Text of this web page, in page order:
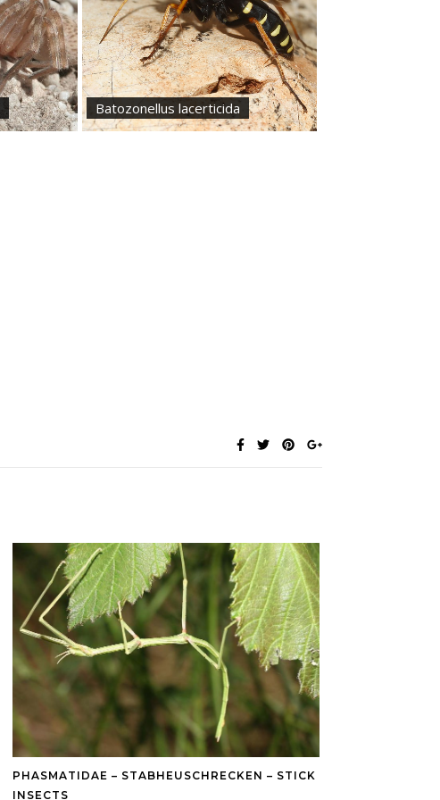
Batozonellus lacerticida
PHASMATIDAE – STABHEUSCHRECKEN – STICK
INSECTS